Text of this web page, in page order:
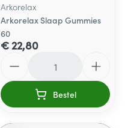
Arkorelax
Arkorelax Slaap Gummies
60
€ 22,80
Bestel